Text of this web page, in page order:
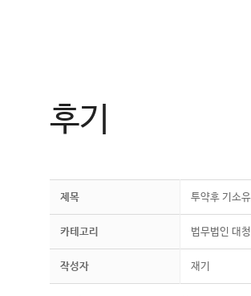
후기
제목 투약후 기소유
카테고리 법무법인 대청
작성자 재기